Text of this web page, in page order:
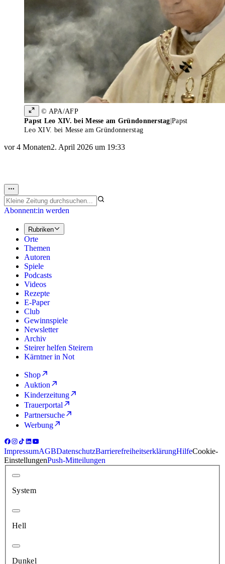
© APA/AFP
Papst Leo XIV. bei Messe am Gründonnerstag |Papst
Leo XIV. bei Messe am Gründonnerstag
vor 4 Monaten2. April 2026 um 19:33
Abonnent:in werden
Rubriken
Orte
Themen
Autoren
Spiele
Podcasts
Videos
Rezepte
E-Paper
Club
Gewinnspiele
Newsletter
Archiv
Steirer helfen Steirern
Kärntner in Not
Shop
Auktion
Kinderzeitung
Trauerportal
Partnersuche
Werbung
ImpressumAGBDatenschutzBarrierefreiheitserklärungHilfeCookie-
EinstellungenPush-Mitteilungen
System
Hell
Dunkel